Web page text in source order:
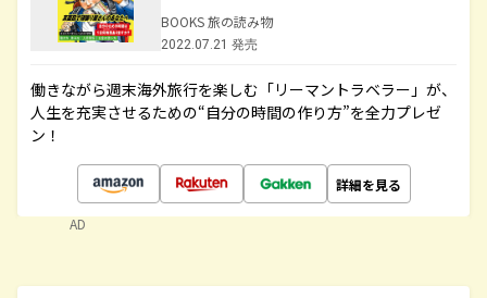
BOOKS 旅の読み物
2022.07.21 発売
働きながら週末海外旅行を楽しむ「リーマントラベラー」が、
人生を充実させるための“自分の時間の作り方”を全力プレゼ
ン！
詳細を見る
AD